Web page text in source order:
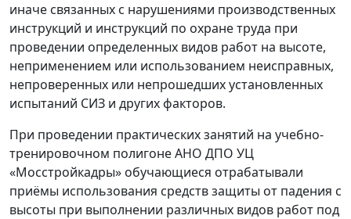
иначе связанных с нарушениями производственных
инструкций и инструкций по охране труда при
проведении определенных видов работ на высоте,
неприменением или использованием неисправных,
непроверенных или непрошедших установленных
испытаний СИЗ и других факторов.
При проведении практических занятий на учебно-
тренировочном полигоне АНО ДПО УЦ
«Мосстройкадры» обучающиеся отрабатывали
приёмы использования средств защиты от падения с
высоты при выполнении различных видов работ под